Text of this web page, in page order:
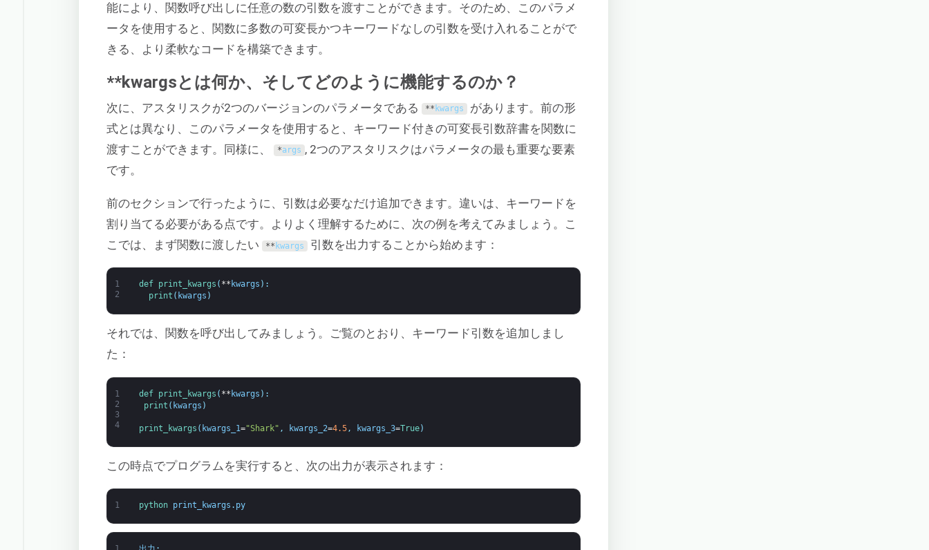
能により、関数呼び出しに任意の数の引数を渡すことができます。そのため、このパラメ
ータを使用すると、関数に多数の可変長かつキーワードなしの引数を受け入れることがで
きる、より柔軟なコードを構築できます。
**kwargsとは何か、そしてどのように機能するのか？
次に、アスタリスクが2つのバージョンのパラメータである ** kwargs があります。前の形
式とは異なり、このパラメータを使用すると、キーワード付きの可変長引数辞書を関数に
渡すことができます。同様に、 *args , 2つのアスタリスクはパラメータの最も重要な要素
です。
前のセクションで行ったように、引数は必要なだけ追加できます。違いは、キーワードを
割り当てる必要がある点です。よりよく理解するために、次の例を考えてみましょう。こ
こでは、まず関数に渡したい ** kwargs 引数を出力することから始めます：
1
2
def print_kwargs ( ** kwargs ) :
print ( kwargs )
それでは、関数を呼び出してみましょう。ご覧のとおり、キーワード引数を追加しまし
た：
1
2
3
4
def print_kwargs ( ** kwargs ) :
print ( kwargs )
print_kwargs ( kwargs_1="Shark" , kwargs_2=4.5, kwargs_3=True)
この時点でプログラムを実行すると、次の出力が表示されます：
1 python print_kwargs . py